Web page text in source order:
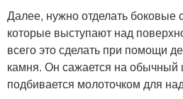
Далее, нужно отделать боковые
которые выступают над
всего это сделать при помощи
камня. Он сажается на обычный
подбивается молоточком для